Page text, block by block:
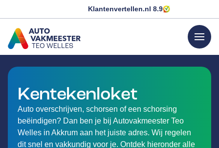
Klantenvertellen.nl 8.9
TEO WELLES
GA NAAR DE HOMEPAGINA
menu
Kentekenloket
Auto overschrijven, schorsen of een schorsing
beëindigen? Dan ben je bij Autovakmeester Teo
Welles in Akkrum aan het juiste adres. Wij regelen
dit snel en vakkundig voor je. Ontdek hieronder alle